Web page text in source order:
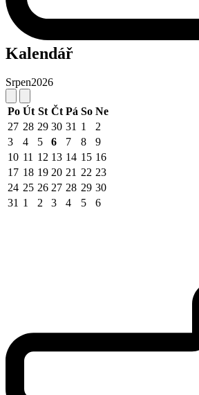
Kalendář
Srpen2026
Po Út St Čt Pá So Ne
27 28 29 30 31 1
2
3
4 5 6 7 8
9
10 11 12 13 14 15 16
17 18 19 20 21 22 23
24 25 26 27 28 29 30
31 1 2 3 4 5 6